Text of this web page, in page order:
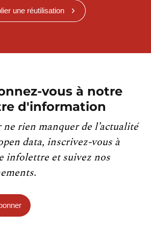
une réutilisation
vous à notre
d'information
ne rien manquer de l’actualité
data, inscrivez-vous à
infolettre et suivez nos